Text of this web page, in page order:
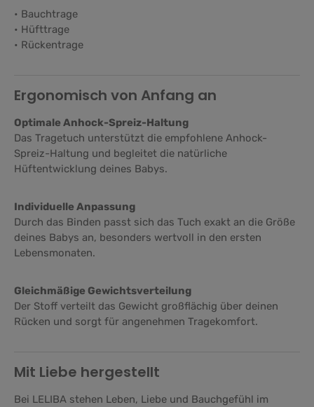
• Bauchtrage
• Hüfttrage
• Rückentrage
Ergonomisch von Anfang an
Optimale Anhock-Spreiz-Haltung
Das Tragetuch unterstützt die empfohlene Anhock-
Spreiz-Haltung und begleitet die natürliche
Hüftentwicklung deines Babys.
Individuelle Anpassung
Durch das Binden passt sich das Tuch exakt an die Größe
deines Babys an, besonders wertvoll in den ersten
Lebensmonaten.
Gleichmäßige Gewichtsverteilung
Der Stoff verteilt das Gewicht großflächig über deinen
Rücken und sorgt für angenehmen Tragekomfort.
Mit Liebe hergestellt
Bei LELIBA stehen Leben, Liebe und Bauchgefühl im